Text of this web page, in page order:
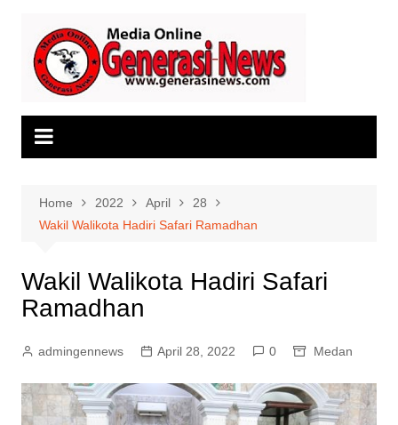
content
Home 2022 April
28
Wakil Walikota Hadiri Safari Ramadhan
Wakil Walikota Hadiri Safari
Ramadhan
admingennews April 28, 2022 0 Medan